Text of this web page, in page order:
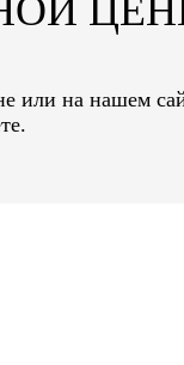
или на нашем